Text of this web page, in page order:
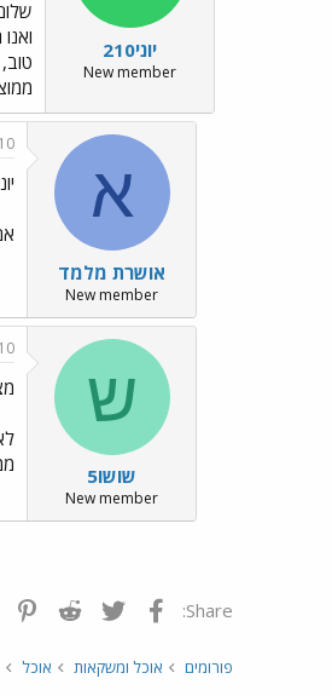
א
ר
י
יוני210
New member
א
אושרת מלמד
New member
ש
שושו5
New member
Share: פייסבוק Twitter
Reddit
פורומים אוכל ומשקאות אוכל